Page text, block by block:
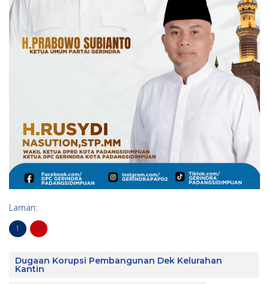
Laman:
1 2
Dugaan Korupsi Pembangunan Dek Kelurahan
Kantin